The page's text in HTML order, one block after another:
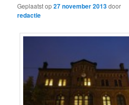
Geplaatst op27 november 2013door
redactie